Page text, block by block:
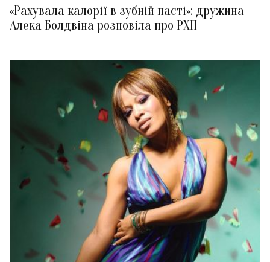
«Рахувала калорії в зубній пасті»: дружина
Алека Болдвіна розповіла про РХП